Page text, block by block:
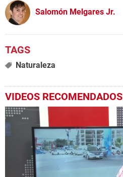
Salomón Melgares Jr.
Naturaleza
VIDEOS RECOMENDADOS